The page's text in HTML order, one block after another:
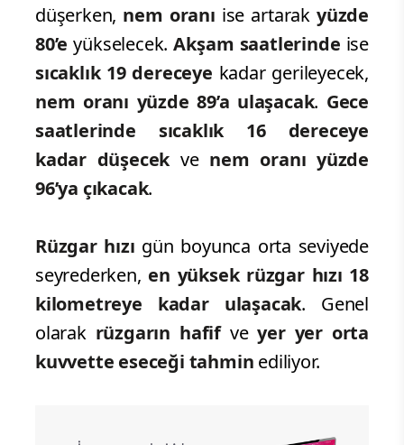
düşerken, nem oranı ise artarak yüzde
80’eyükselecek.Akşam saatlerinde ise
sıcaklık 19 dereceye kadar gerileyecek,
nem oranı yüzde 89’a ulaşacak. Gece
saatlerinde sıcaklık 16 dereceye
kadar düşecek ve nem oranı yüzde
96’ya çıkacak.
Rüzgar hızı gün boyunca orta seviyede
seyrederken, en yüksek rüzgar hızı 18
kilometreye kadar ulaşacak. Genel
olarak rüzgarın hafif veyer yer orta
kuvvette eseceği tahmin ediliyor.